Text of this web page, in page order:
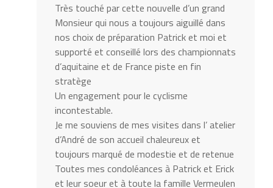
Très touché par cette nouvelle d’un grand
Monsieur qui nous a toujours aiguillé dans
nos choix de préparation Patrick et moi et
supporté et conseillé lors des championnats
d’aquitaine et de France piste en fin
stratège
Un engagement pour le cyclisme
incontestable.
Je me souviens de mes visites dans l’ atelier
d’André de son accueil chaleureux et
toujours marqué de modestie et de retenue
Toutes mes condoléances à Patrick et Erick
et leur soeur et à toute la famille Vermeulen